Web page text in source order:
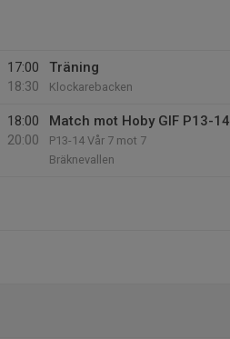
17:00
18:30
Träning
Klockarebacken
18:00
20:00
Match mot Hoby GIF P13-14
P13-14 Vår 7 mot 7
Bräknevallen